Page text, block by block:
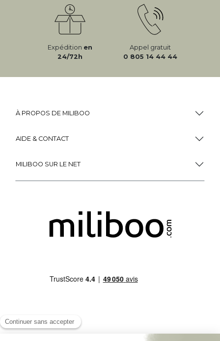
Expédition en
24/72h
Appel gratuit
0 805 14 44 44
À PROPOS DE MILIBOO
AIDE & CONTACT
MILIBOO SUR LE NET